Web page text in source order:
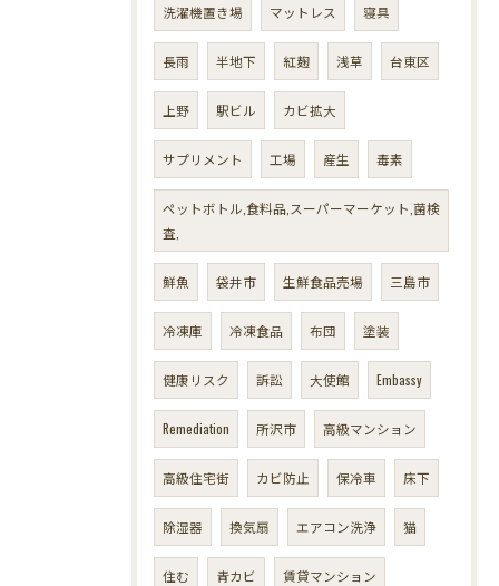
洗濯機置き場 マットレス 寝具
長雨 半地下 紅麹 浅草 台東区
上野 駅ビル カビ拡大
サプリメント 工場 産生 毒素
ペットボトル,食料品,スーパーマーケット,菌検
査,
鮮魚 袋井市 生鮮食品売場 三島市
冷凍庫 冷凍食品 布団 塗装
健康リスク 訴訟 大使館 Embassy
Remediation 所沢市 高級マンション
高級住宅街 カビ防止 保冷車 床下
除湿器 換気扇 エアコン洗浄 猫
住む 青カビ 賃貸マンション